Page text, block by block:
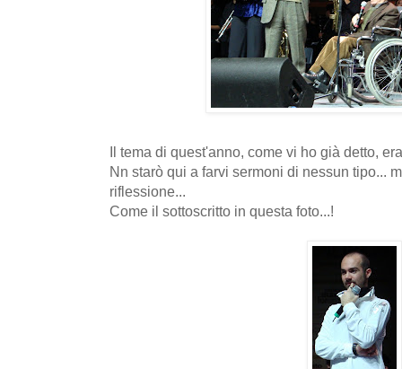
Il tema di quest'anno, come vi ho già detto,
Nn starò qui a farvi sermoni di nessun tipo...
riflessione...
Come il sottoscritto in questa foto...!